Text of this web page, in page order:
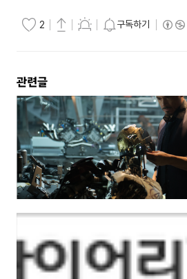
2 구독하기
관련글